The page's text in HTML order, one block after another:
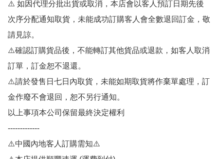
⚠️ 如因代理分批出貨或取消，本店會以客人預訂日期先後
次序分配通知取貨，未能成功訂購客人會全數退回訂金，敬
請見諒。
⚠️確認訂購貨品後，不能轉訂其他貨品或退款，如客人取消
訂單，訂金恕不退還。
⚠️請於發售日七日內取貨，未能如期取貨將作棄單處理，訂
金作廢不會退回，恕不另行通知。
以上事項本公司保留最終決定權利
-------------
⚠️中國內地客人訂購需知⚠️